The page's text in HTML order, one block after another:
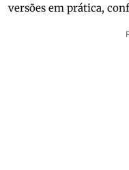
versões em prática,